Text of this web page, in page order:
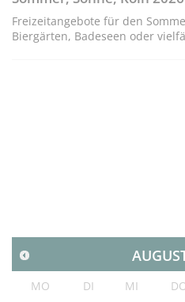
Freizeitangebote für den
Biergärten, Badeseen oder
MO DI MI